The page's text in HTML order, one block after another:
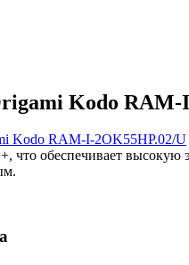
Kodo RAM-
Kodo RAM-I-2OK55HP.02/U
что обеспечивает